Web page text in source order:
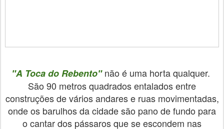
"A Toca do Rebento" não é uma horta qualquer.
São 90 metros quadrados entalados entre
construções de vários andares e ruas movimentadas,
onde os barulhos da cidade são pano de fundo para
o cantar dos pássaros que se escondem nas